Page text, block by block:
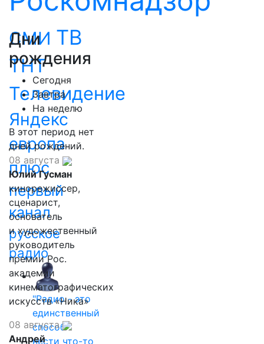
СМИ ТВ
ТНТ
Телевидение
Яндекс
европа
плюс
первый
канал
русское
радио
"Радио - это
единственный
способ
нести что-то
Дни
рождения
Сегодня
Завтра
На неделю
В этот период нет
дней рождений.
08 августа
Юлий Гусман
кинорежиссер,
сценарист,
основатель
и художественный
руководитель
премии Рос.
академии
кинематографических
искусств «Ника»
08 августа
Андрей